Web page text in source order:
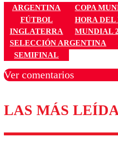
ARGENTINA COPA
FÚTBOL
HORA DEL
INGLATERRA
MUNDIAL
SELECCIÓN ARGENTINA
SEMIFINAL
Ver comentarios
Los comentarios son
diálogo
LAS MÁS